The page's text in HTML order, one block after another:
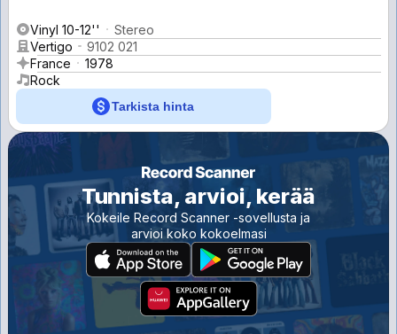
Vinyl 10-12''
Stereo
Vertigo
9102 021
France
1978
Rock
Tarkista hinta
Tunnista, arvioi, kerää
Kokeile Record Scanner -sovellusta ja
arvioi koko kokoelmasi